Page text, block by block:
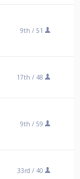
9th / 51
17th / 48
9th / 59
33rd / 40